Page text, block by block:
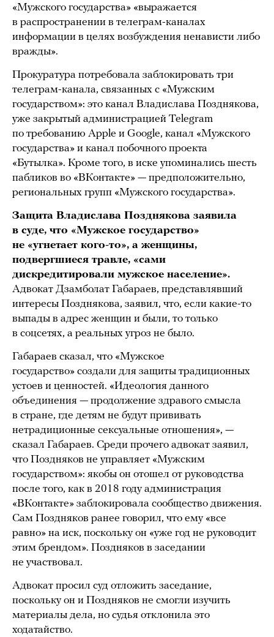
«Мужского государства» «выражается
в распространении в телеграм-каналах
информации в целях возбуждения ненависти либо
вражды».
Прокуратура потребовала заблокировать три
телеграм-канала, связанных с «Мужским
государством»: это канал Владислава Позднякова,
уже закрытый администрацией Telegram
по требованию Apple и Google, канал «Мужского
государства» и канал побочного проекта
«Бутылка». Кроме того, в иске упоминались шесть
пабликов во «ВКонтакте» — предположительно,
региональных групп «Мужского государства».
Защита Владислава Позднякова заявила
в суде, что «Мужское государство»
не «угнетает кого-то», а женщины,
подвергшиеся травле, «сами
дискредитировали мужское население».
Адвокат Дзамболат Габараев, представлявший
интересы Позднякова, заявил, что, если какие-то
выпады в адрес женщин и были, то только
в соцсетях, а реальных угроз не было.
Габараев сказал, что «Мужское
государство» создали для защиты традиционных
устоев и ценностей. «Идеология данного
объединения — продолжение здравого смысла
в стране, где детям не будут прививать
нетрадиционные сексуальные отношения», —
сказал Габараев. Среди прочего адвокат заявил,
что Поздняков не управляет «Мужским
государством»: якобы он отошел от руководства
после того, как в 2018 году администрация
«ВКонтакте» заблокировала сообщество движения.
Сам Поздняков ранее говорил, что ему «все
равно» на иск, поскольку он «уже год не руководит
этим брендом». Поздняков в заседании
не участвовал.
Адвокат просил суд отложить заседание,
поскольку он и Поздняков не смогли изучить
материалы дела, но судья отклонила это
ходатайство.